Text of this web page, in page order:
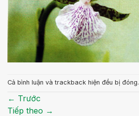
Cả bình luận và trackback hiện đều bị đóng.
← Trước
Tiếp theo →